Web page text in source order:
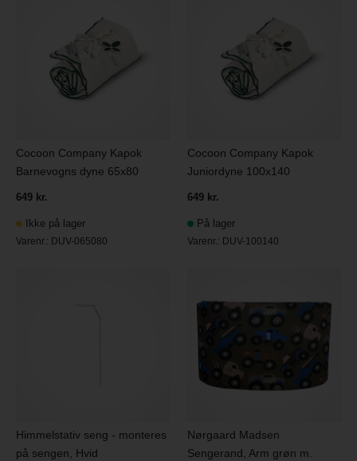
Cocoon Company Kapok
Barnevogns dyne 65x80
649 kr.
Ikke på lager
Varenr.: DUV-065080
Cocoon Company Kapok
Juniordyne 100x140
649 kr.
På lager
Varenr.: DUV-100140
Himmelstativ seng - monteres
på sengen, Hvid
Nørgaard Madsen
Sengerand, Arm grøn m.